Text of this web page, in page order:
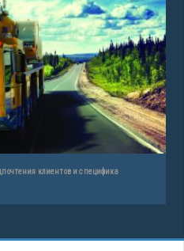
клиентов и специфика